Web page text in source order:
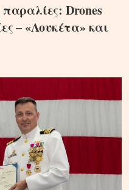
παραλίες: Drones
– «Λουκέτα» και